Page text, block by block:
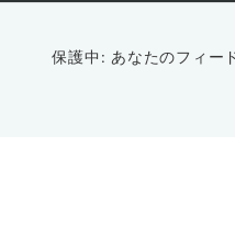
保護中: あなたのフィー